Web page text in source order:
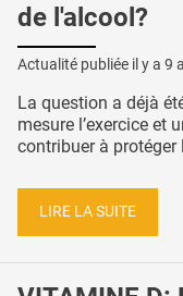
de l'alcool?
Actualité publiée il y a 9
La question a déjà
mesure l’exercice et
contribuer à protéger
LIRE LA SUITE